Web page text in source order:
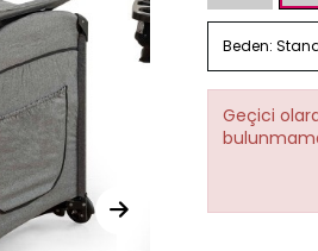
Beden:
Geçici